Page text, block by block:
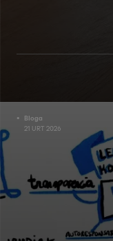
Bloga
21 URT 2026